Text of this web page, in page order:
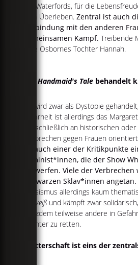
die Waterfords, für die
zum Überleben.Zentral ist auch
Verbindung mit den anderen
gemeinsamen Kampf. Treibende
June Osbornes Tochter Hannah.
The Handmaid's Tale behandelt
Es wird zwar als Dystopie
Wahrheit ist allerdings das
ausschließlich an historischen
Verbrechen gegen Frauen orientiert
ist auch einer der Kritikpunkte
Feminist*innen, die der Show
vorwerfen. Viele der
Schwarzen Sklav*innen angetan.
Rassismus allerdings kaum
weiß und kämpft zwar
trotzdem teilweise andere in
Tochter zu retten.
Mutterschaft ist eins der